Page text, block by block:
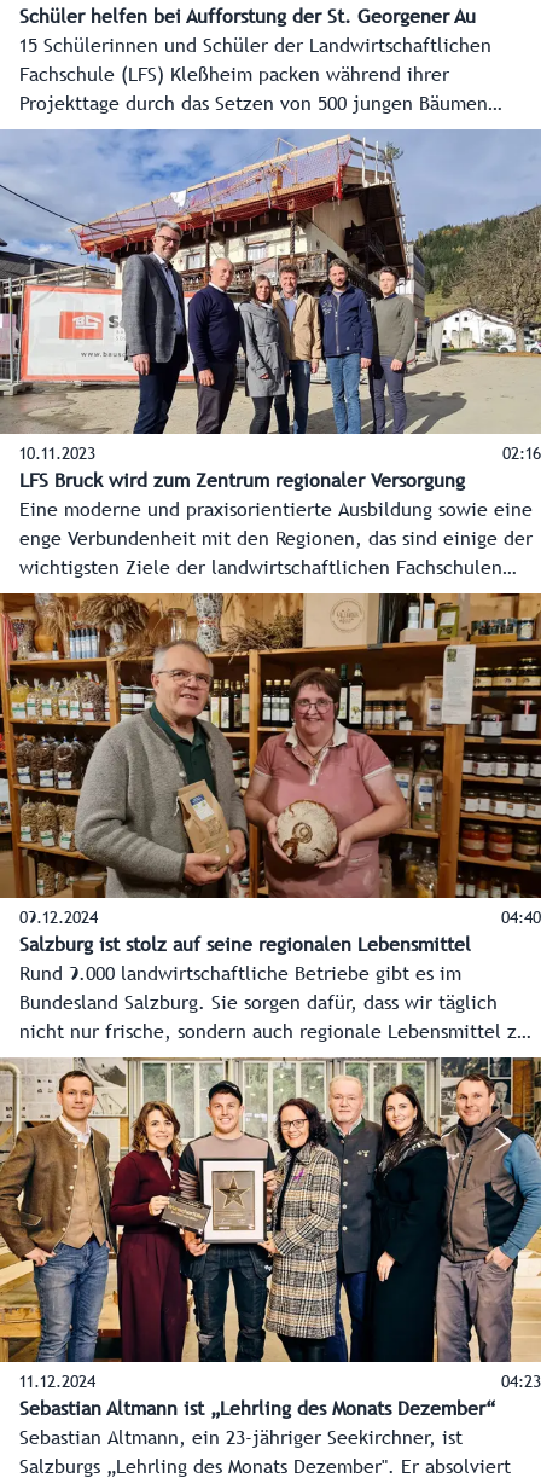
Schüler helfen bei Aufforstung der St. Georgener Au
15 Schülerinnen und Schüler der Landwirtschaftlichen
Fachschule (LFS) Kleßheim packen während ihrer
Projekttage durch das Setzen von 500 jungen Bäumen
tatkräftig an, damit der Auwald in der St. Georgener Au ein
natürliches Paradies für die Pflanzen- und Tierwelt bleibt.
10.11.2023 02:16
LFS Bruck wird zum Zentrum regionaler Versorgung
Eine moderne und praxisorientierte Ausbildung sowie eine
enge Verbundenheit mit den Regionen, das sind einige der
wichtigsten Ziele der landwirtschaftlichen Fachschulen
(LFS) im Bundesland. In Bruck an der Großglocknerstraße
wird das dieser Tage besonders gut sichtbar. Der Neubau
der Lehr- und Schaumetzgerei sowie die Erneuerung des
alten Bauernhauses nehmen Form an und lassen bereits die
zukünftigen Möglichkeiten für Schule, lokale Wirtschaft
und die Region erahnen.
09.12.2024 04:40
Salzburg ist stolz auf seine regionalen Lebensmittel
Rund 9.000 landwirtschaftliche Betriebe gibt es im
Bundesland Salzburg. Sie sorgen dafür, dass wir täglich
nicht nur frische, sondern auch regionale Lebensmittel zur
Verfügung haben. Die Salzburger Bäuerinnen und Bauern
bewirtschaften mehr als 163.000 Hektar landwirtschaftliche
Nutzfläche. Zwei dieser Betrieben haben wir vom Feld bis
zum fertigen Produkt begleitet.
11.12.2024 04:23
Sebastian Altmann ist „Lehrling des Monats Dezember“
Sebastian Altmann, ein 23-jähriger Seekirchner, ist
Salzburgs „Lehrling des Monats Dezember". Er absolviert